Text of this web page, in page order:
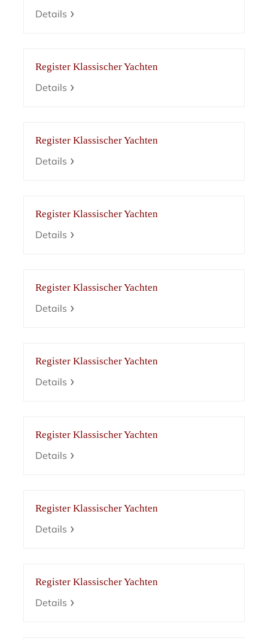
Details
Register Klassischer Yachten
Details
Register Klassischer Yachten
Details
Register Klassischer Yachten
Details
Register Klassischer Yachten
Details
Register Klassischer Yachten
Details
Register Klassischer Yachten
Details
Register Klassischer Yachten
Details
Register Klassischer Yachten
Details